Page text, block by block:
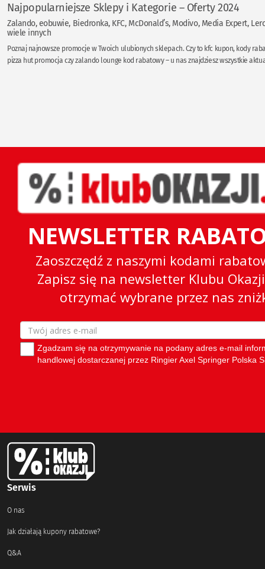
Najpopularniejsze Sklepy i Kategorie – Oferty 2024
Zalando, eobuwie, Biedronka, KFC, McDonald’s, Modivo, Media Expert,
wiele innych
Poznaj najnowsze promocje w Twoich ulubionych sklepach. Czy to kfc kupon, kody
pizza hut promocja czy zalando lounge kod rabatowy – u nas znajdziesz wszystkie
Serwis
O nas
Jak działają kupony rabatowe?
Q&A